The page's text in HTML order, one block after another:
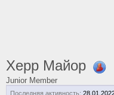
Херр Майор
Junior Member
Последняя активность: